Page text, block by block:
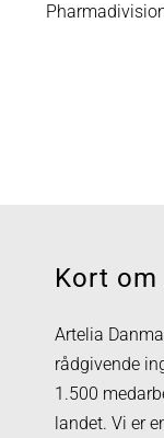
Kort
Artelia
rådgivende
1.500
landet. Vi er